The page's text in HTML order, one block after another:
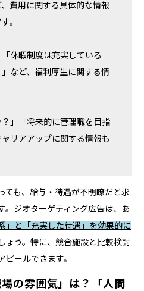
費用に関する具体的な情報
。
「休暇制度は充実している
など、福利厚生に関する情
？」「将来的に管理職を目指
リアアップに関する情報も
ても、給与・待遇が不明瞭だと求
。ジオターゲティング広告は、あ
」と「充実した待遇」を効果的に
ょう。特に、競合施設と比較検討
ピールできます。
の雰囲気」は？「人間